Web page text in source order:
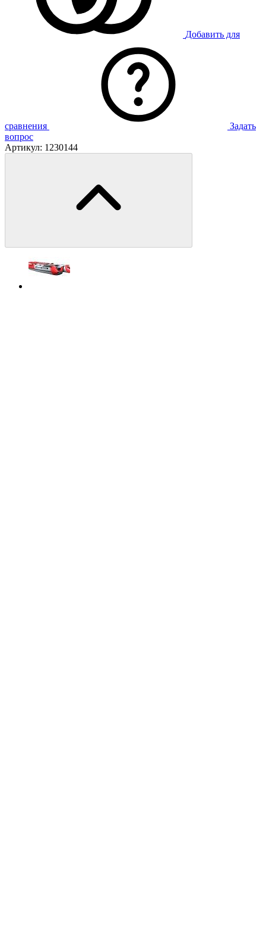
Добавить для
сравнения
Задать
вопрос
Артикул: 1230144